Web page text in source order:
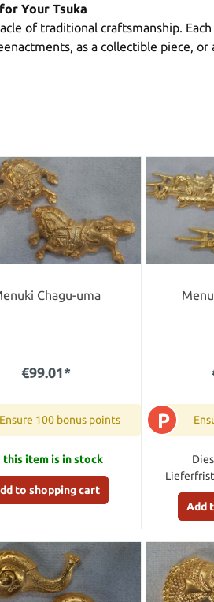
Your Tsuka
of traditional craftsmanship.
as a collectible piece,
Chagu-uma
€99.01*
Ensure 100 bonus points
this item is in stock
to shopping cart
P
Lieferfrist
Add